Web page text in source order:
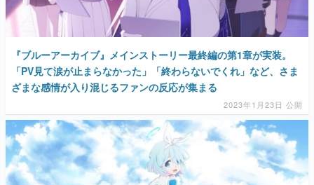
『ブルーアーカイブ』メインストーリー最終編の第1章が実装。
「PV見て涙が止まらなかった」「終わらないでくれ」など、さま
ざまな感情が入り混じるファンの反応が集まる
2023年1月23日 公開